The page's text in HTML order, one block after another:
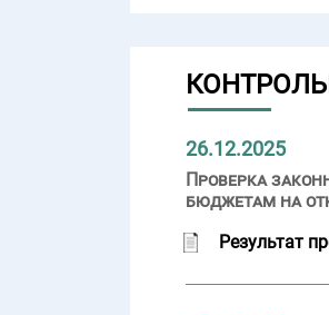
26.12.2025
Проверка
бюджетам на
Результат